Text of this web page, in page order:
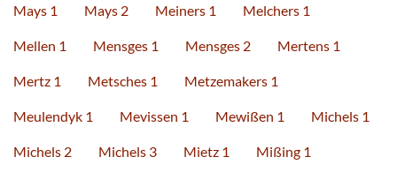
Mays 1 Mays 2 Meiners 1 Melchers 1
Mellen 1 Mensges 1 Mensges 2 Mertens 1
Mertz 1 Metsches 1 Metzemakers 1
Meulendyk 1 Mevissen 1 Mewißen 1 Michels 1
Michels 2 Michels 3 Mietz 1 Mißing 1